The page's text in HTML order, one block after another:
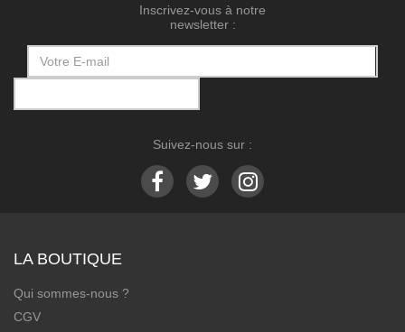
Inscrivez-vous à notre
newsletter :
Suivez-nous sur :
LA BOUTIQUE
Qui sommes-nous ?
CGV